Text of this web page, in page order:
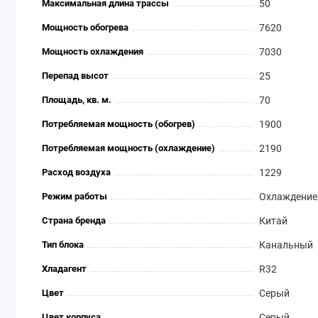
Максимальная длина трассы 50
Мощность обогрева 7620
Мощность охлаждения 7030
Перепад высот 25
Площадь, кв. м. 70
Потребляемая мощность (обогрев) 1900
Потребляемая мощность (охлаждение) 2190
Расход воздуха 1229
Режим работы Охлаждение
Страна бренда Китай
Тип блока Канальный
Хладагент R32
Цвет Серый